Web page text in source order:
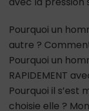
Pourquoi un
autre ?
Pourquoi un
RAPIDEMENT
Pourquoi il s’est
choisie elle ?